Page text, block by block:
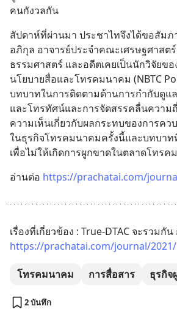
คนกังวลกัน
สัปดาห์ที่ผ่านมา ประชาไทจึงได้ขอสัม
อภิกุล อาจารย์ประจำคณะเศรษฐศาสต
ธรรมศาสตร์ และอดีตเคยเป็นนักวิจัยข
นโยบายสื่อและโทรคมนาคม (NBTC
บทบาทในการติดตามด้านการกำกับดูแ
และโทรทัศน์และการจัดสรรคลื่นความ
ความเห็นเกี่ยวกับผลกระทบของการค
ในธุรกิจโทรคมนาคมครั้งนี้และบทบาท
เพื่อไม่ให้เกิดการผูกขาดในตลาดโทรค
อ่านต่อ https://prachatai.com/
https://prachatai.com/journal/2021/
โทรคมนาคม การสื่อสาร ธุรกิจ
2 บันทึก